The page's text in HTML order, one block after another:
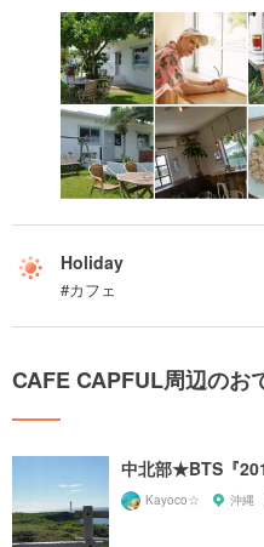
Holiday
#カフェ
CAFE CAPFUL周辺のお
中北部★BTS『
Kayoco☆ 沖縄